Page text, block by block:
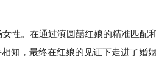
性。在通过滇圆囍红娘的精准匹配
知，最终在红娘的见证下走进了婚